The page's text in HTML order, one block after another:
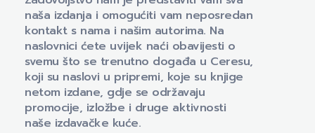
naša izdanja i omogućiti vam neposredan
kontakt s nama i našim autorima. Na
naslovnici ćete uvijek naći obavijesti o
svemu što se trenutno događa u Ceresu,
koji su naslovi u pripremi, koje su knjige
netom izdane, gdje se održavaju
promocije, izložbe i druge aktivnosti
naše izdavačke kuće.